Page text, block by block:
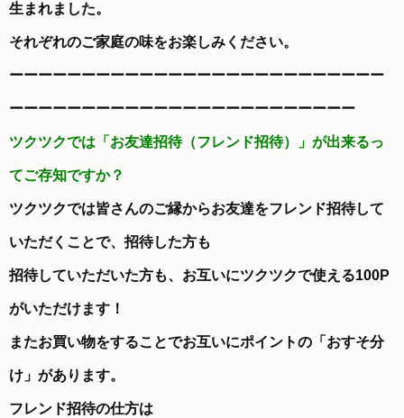
生まれました。
それぞれのご家庭の味をお楽しみください。
ーーーーーーーーーーーーーーーーーーーーーーーーーー
ーーーーーーーーーーーーーーーーーーーーーーーー
ツクツクでは「お友達招待（フレンド招待）」が出来るっ
てご存知ですか？
ツクツクでは皆さんのご縁からお友達をフレンド招待して
いただくことで、招待した方も
招待していただいた方も、お互いにツクツクで使える100P
がいただけます！
またお買い物をすることでお互いにポイントの「おすそ分
け」があります。
フレンド招待の仕方は